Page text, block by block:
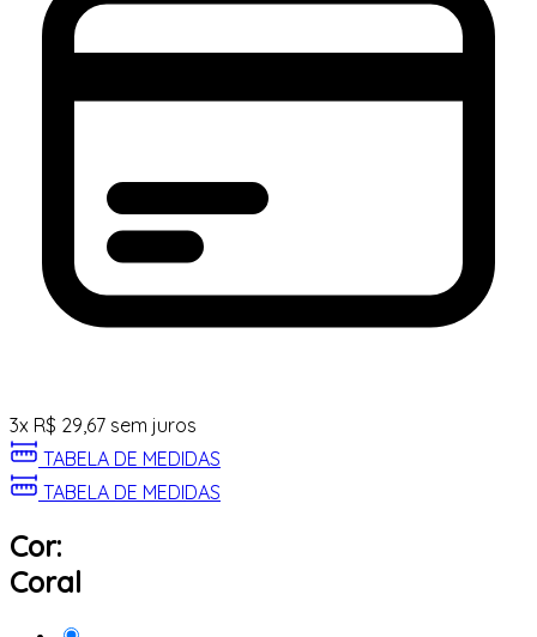
3x R$ 29,67 sem juros
TABELA DE MEDIDAS
TABELA DE MEDIDAS
Cor:
Coral